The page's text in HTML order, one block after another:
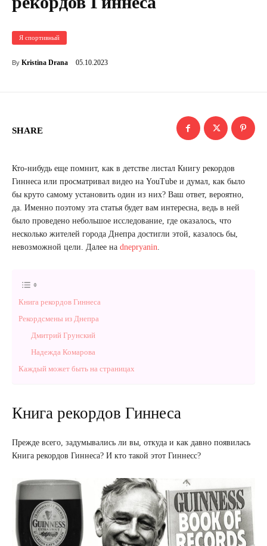
Я спортивный
By Kristina Drana 05.10.2023
SHARE
Кто-нибудь еще помнит, как в детстве листал Книгу рекордов
Гиннеса или просматривал видео на YouTube и думал, как было
бы круто самому установить один из них? Ваш ответ, вероятно,
да. Именно поэтому эта статья будет вам интересна, ведь в ней
было проведено небольшое исследование, где оказалось, что
несколько жителей города Днепра достигли этой, казалось бы,
невозможной цели. Далее на dnepryanin.
Книга рекордов Гиннеса
Рекордсмены из Днепра
Дмитрий Грунский
Надежда Комарова
Каждый может быть на страницах
Книга рекордов Гиннеса
Прежде всего, задумывались ли вы, откуда и как давно появилась
Книга рекордов Гиннеса? И кто такой этот Гиннесс?